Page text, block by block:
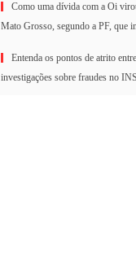
Como uma dívida com a Oi
Mato Grosso, segundo a PF, que
Entenda os pontos de atrito
investigações sobre fraudes no